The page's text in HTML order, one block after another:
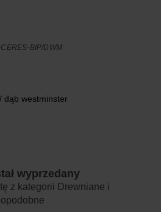
BIP/DWM
dąb westminster
wyprzedany
z kategorii Drewniane i